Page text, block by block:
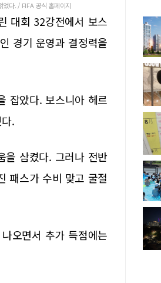
다. / FIFA 공식 홈페이지
대회 32강전에서 보스
경기 운영과 결정력을
잡았다. 보스니아 헤르
.
을 삼켰다. 그러나 전반
패스가 수비 맞고 굴절
오면서 추가 득점에는